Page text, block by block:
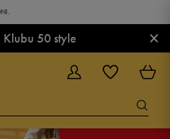
Klubu 50 style ×